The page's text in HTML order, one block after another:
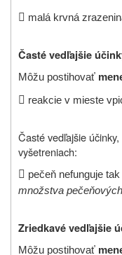
 malá krvná
Časté vedľajšie
Môžu postihovať
 reakcie v mieste
Časté vedľajšie
vyšetreniach:
 pečeň nefunguje
množstva
Zriedkavé vedľajšie
Môžu postihovať